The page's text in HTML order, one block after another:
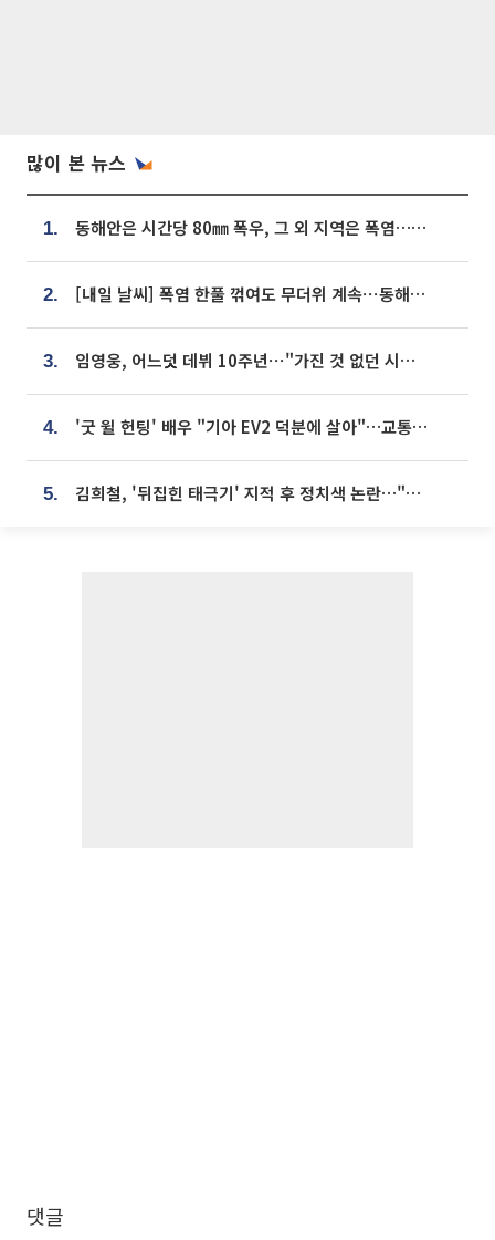
많이 본 뉴스
1. 동해안은 시간당 80㎜ 폭우, 그 외 지역은 폭염…‘극과 극 날씨’
2. [내일 날씨] 폭염 한풀 꺾여도 무더위 계속⋯동해안 이틀 연속 비
3. 임영웅, 어느덧 데뷔 10주년⋯"가진 것 없던 시절, 내 앞엔 20명의 팬뿐"
4. '굿 윌 헌팅' 배우 "기아 EV2 덕분에 살아"…교통사고 후 안전성 극찬
5. 김희철, '뒤집힌 태극기' 지적 후 정치색 논란…"좌우 떠나 우리나라 국기"
댓글